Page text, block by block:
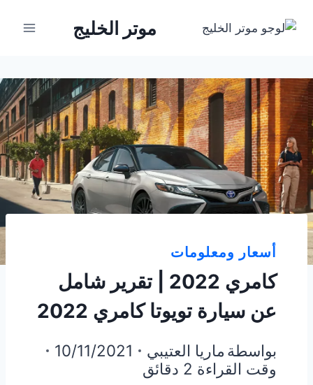
موتر الخليج
أسعار ومعلومات
كامري 2022 | تقرير شامل
عن سيارة تويوتا كامري 2022
بواسطة ماريا العتيبي
10/11/2021
وقت القراءة
دقائق